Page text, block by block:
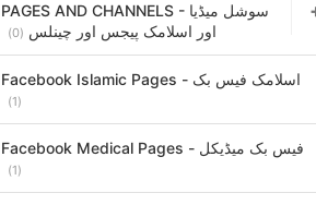
PAGES AND CHANNELS - سوشل میڈیا
اور اسلامک پیجس اور چینلس (0)
Facebook Islamic Pages - اسلامک فیس بک
(1)
Facebook Medical Pages - فیس بک میڈیکل
(1)